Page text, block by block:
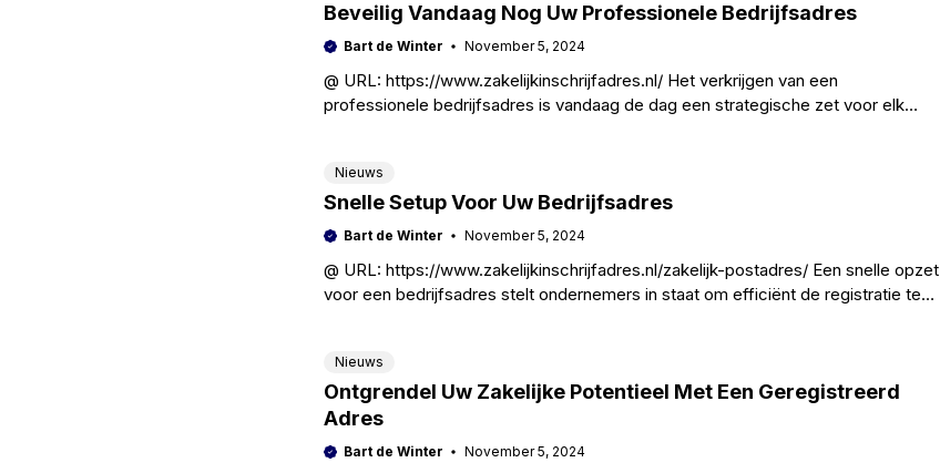
Beveilig Vandaag Nog Uw Professionele Bedrijfsadres
Bart de Winter November 5, 2024
@ URL: https://www.zakelijkinschrijfadres.nl/ Het verkrijgen van een
professionele bedrijfsadres is vandaag de dag een strategische zet voor elk
Nieuws
Snelle Setup Voor Uw Bedrijfsadres
Bart de Winter November 5, 2024
@ URL: https://www.zakelijkinschrijfadres.nl/zakelijk-postadres/ Een snelle opzet
voor een bedrijfsadres stelt ondernemers in staat om efficiënt de registratie te
Nieuws
Ontgrendel Uw Zakelijke Potentieel Met Een Geregistreerd
Adres
Bart de Winter November 5, 2024